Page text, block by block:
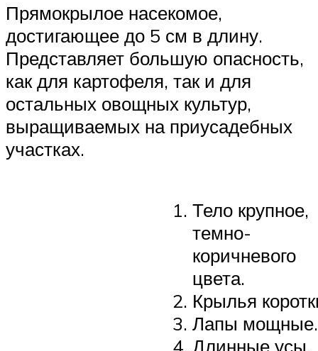
Прямокрылое насекомое,
достигающее до 5 см в длину.
Представляет большую опасность,
как для картофеля, так и для
остальных овощных культур,
выращиваемых на приусадебных
участках.
Тело крупное,
темно-
коричневого
цвета.
Крылья
Лапы мощные.
Длинные усы.